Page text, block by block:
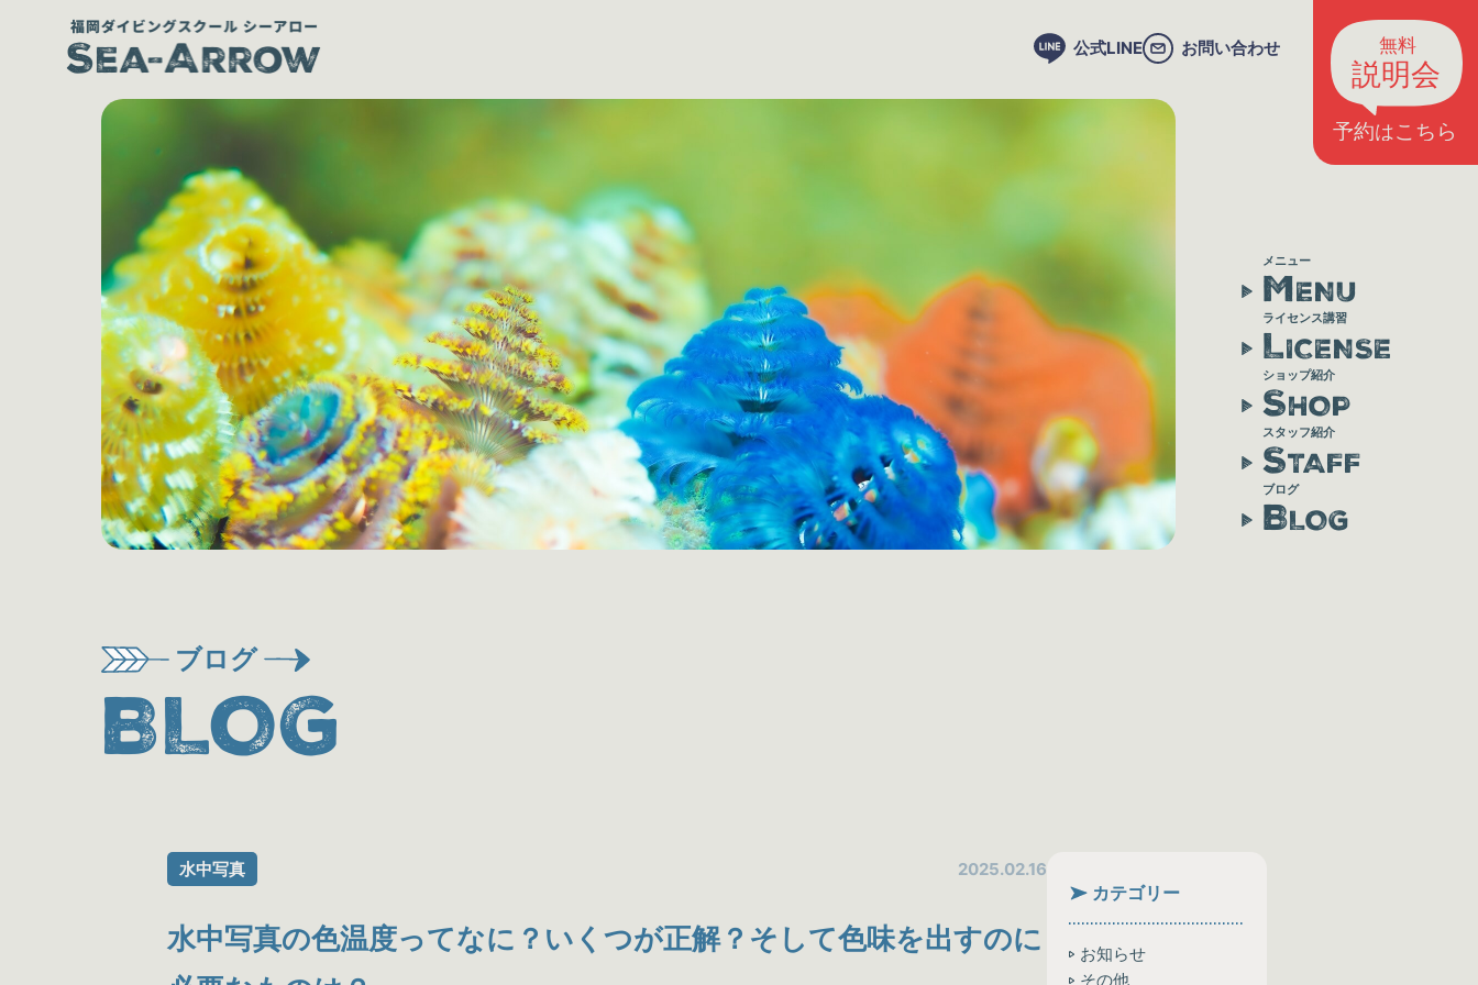
公式LINE お問い合わせ
メニュー
MENU
ライセンス講習
LICENSE
ショップ紹介
SHOP
スタッフ紹介
STAFF
ブログ
BLOG
ブログ
BLOG
水中写真 2025.02.16
水中写真の色温度ってなに？いくつが正解？そして色味を出すのに
カテゴリー
お知らせ
その他